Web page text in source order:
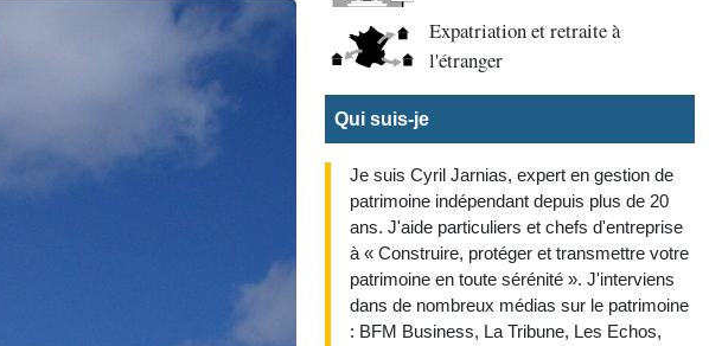
Expatriation et retraite à
l'étranger
Qui suis-je
Je suis Cyril Jarnias, expert en gestion de
patrimoine indépendant depuis plus de 20
ans. J'aide particuliers et chefs d'entreprise
à « Construire, protéger et transmettre votre
patrimoine en toute sérénité ». J'interviens
dans de nombreux médias sur le patrimoine
: BFM Business, La Tribune, Les Echos,